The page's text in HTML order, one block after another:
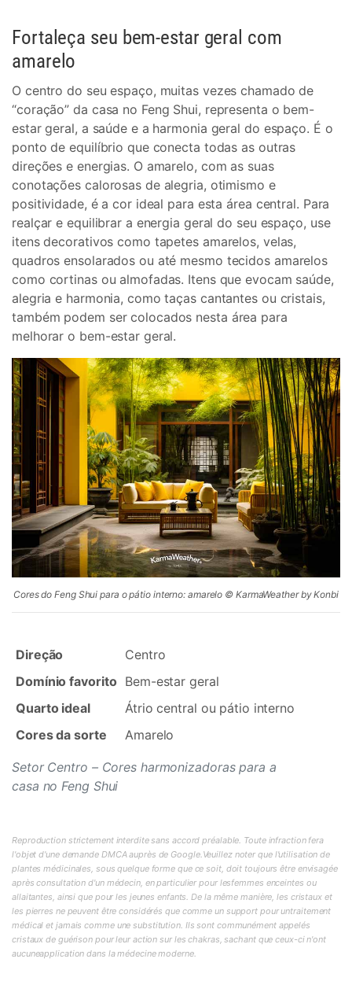
Fortaleça seu bem-estar geral com
amarelo
O centro do seu espaço, muitas vezes chamado de
“coração” da casa no Feng Shui, representa o bem-
estar geral, a saúde e a harmonia geral do espaço. É o
ponto de equilíbrio que conecta todas as outras
direções e energias. O amarelo, com as suas
conotações calorosas de alegria, otimismo e
positividade, é a cor ideal para esta área central. Para
realçar e equilibrar a energia geral do seu espaço, use
itens decorativos como tapetes amarelos, velas,
quadros ensolarados ou até mesmo tecidos amarelos
como cortinas ou almofadas. Itens que evocam saúde,
alegria e harmonia, como taças cantantes ou cristais,
também podem ser colocados nesta área para
melhorar o bem-estar geral.
Cores do Feng Shui para o pátio interno: amarelo © KarmaWeather by Konbi
Setor Centro – Cores harmonizadoras para a
casa no Feng Shui
Direção
Centro
Domínio favorito Bem-estar geral
Quarto ideal
Átrio central ou pátio interno
Cores da sorte
Amarelo
Reproduction strictement interdite sans accord préalable. Toute infraction fera
l'objet d'une demande DMCA auprès de Google.Veuillez noter que l'utilisation de
plantes médicinales, sous quelque forme que ce soit, doit toujours être envisagée
après consultation d'un médecin, en particulier pour lesfemmes enceintes ou
allaitantes, ainsi que pour les jeunes enfants. De la même manière, les cristaux et
les pierres ne peuvent être considérés que comme un support pour untraitement
médical et jamais comme une substitution. Ils sont communément appelés
cristaux de guérison pour leur action sur les chakras, sachant que ceux-ci n'ont
aucuneapplication dans la médecine moderne.